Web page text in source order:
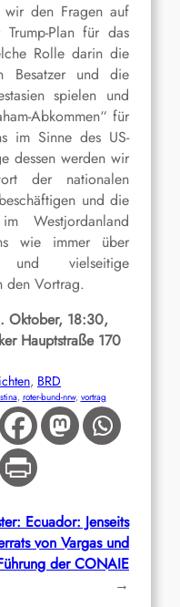
wir den Fragen auf
Plan für das
Rolle darin die
Besatzer und die
spielen und
Abkommen“ für
im Sinne des US-
dessen werden wir
der nationalen
und die
Westjordanland
wie immer über
und vielseitige
den Vortrag.
Oktober, 18:30,
Hauptstraße 170
, BRD
, roter-bund-nrw, vortrag
Ecuador: Jenseits
von Vargas und
der CONAIE
→